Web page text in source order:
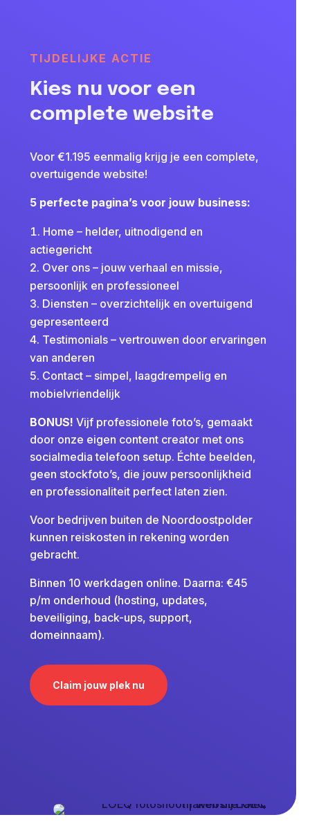
TIJDELIJKE ACTIE
Kies nu voor een
complete website
Voor €1.195 eenmalig krijg je een complete,
overtuigende website!
5 perfecte pagina’s voor jouw business:
Home – helder, uitnodigend en
actiegericht
Over ons – jouw verhaal en missie,
persoonlijk en professioneel
Diensten – overzichtelijk en overtuigend
gepresenteerd
Testimonials – vertrouwen door ervaringen
van anderen
Contact – simpel, laagdrempelig en
mobielvriendelijk
BONUS! Vijf professionele foto’s, gemaakt
door onze eigen content creator met ons
socialmedia telefoon setup. Échte beelden,
geen stockfoto’s, die jouw persoonlijkheid
en professionaliteit perfect laten zien.
Voor bedrijven buiten de Noordoostpolder
kunnen reiskosten in rekening worden
gebracht.
Binnen 10 werkdagen online. Daarna: €45
p/m onderhoud (hosting, updates,
beveiliging, back-ups, support,
domeinnaam).
Claim jouw plek nu